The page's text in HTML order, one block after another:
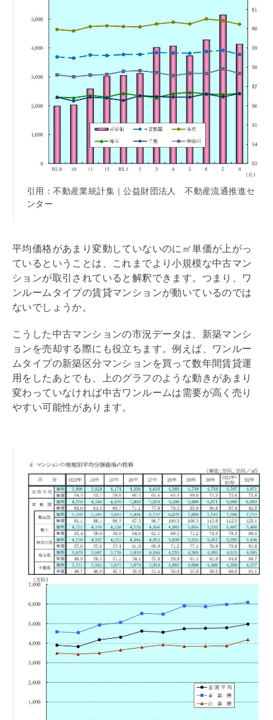
引用：不動産業統計集｜公益財団法人 不動産流通推進セ
ンター
平均価格があまり変動していないのに㎡単価が上がっ
ているということは、これまでより小規模な中古マン
ションが取引されていると解釈できます。つまり、ワ
ンルームタイプの賃貸マンションが動いているのでは
ないでしょうか。
こうした中古マンションの市況データは、新築マンシ
ョンを売却する際にも役立ちます。例えば、ワンルー
ムタイプの新築区分マンションを買って数年間賃貸運
用をしたあとでも、上のグラフのような動きがあまり
変わっていなければ中古ワンルームは需要が高く売り
やすい可能性があります。